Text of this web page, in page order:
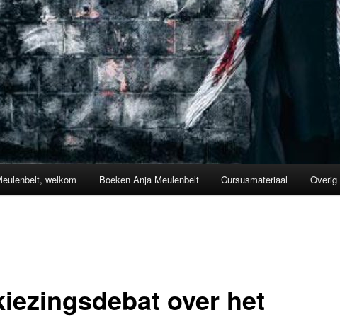
welkom Boeken Anja Meulenbelt Cursusmateriaal Overig
over het